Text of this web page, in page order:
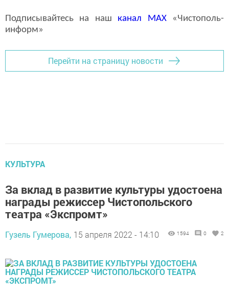
Подписывайтесь на наш канал MAX«Чистополь-
информ»
Перейти на страницу новости
КУЛЬТУРА
За вклад в развитие культуры удостоена
награды режиссер Чистопольского
театра «Экспромт»
Гузель Гумерова, 15 апреля 2022 - 14:10 1594 0 2